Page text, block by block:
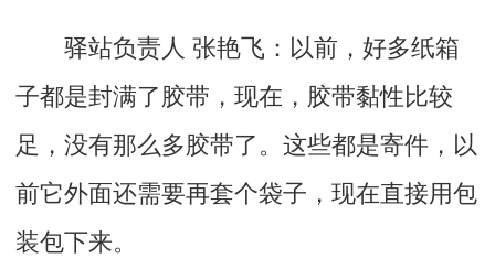
驿站负责人 张艳飞：以前，好多纸箱
子都是封满了胶带，现在，胶带黏性比较
足，没有那么多胶带了。这些都是寄件，以
前它外面还需要再套个袋子，现在直接用包
装包下来。